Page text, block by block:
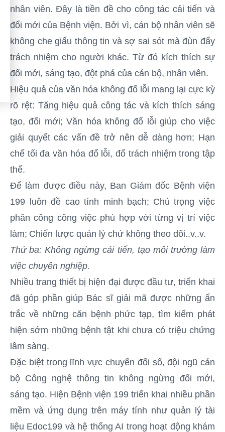
nhân viên. Đây là tiền đề cho công tác cải tiến và
đổi mới của Bệnh viện. Bởi vì, cán bộ nhân viên sẽ
không che giấu thông tin và sợ sai sót mà đùn đẩy
trách nhiệm cho người khác. Từ đó kích thích sự
đổi mới, sáng tạo, đột phá của cán bộ, nhân viên.
Hiệu quả của văn hóa không đổ lỗi mang lại cực kỳ
rõ rệt: Tăng hiệu quả công tác và kích thích sáng
tạo, đổi mới; Văn hóa không đổ lỗi giúp cho việc
giải quyết các vấn đề trở nên dễ dàng hơn; Hạn
chế tối đa văn hóa đổ lỗi, đổ trách nhiệm trong tập
thể.
Để làm được điều này, Ban Giám đốc Bệnh viện
199 luôn đề cao tính minh bạch; Chú trọng việc
phân công công việc phù hợp với từng vị trí việc
làm; Chiến lược quản lý chứ không theo dõi..v..v.
Thứ ba: Không ngừng cải tiến, tạo môi trường làm
việc chuyên nghiệp.
Nhiều trang thiết bị hiện đại được đầu tư, triển khai
đã góp phần giúp Bác sĩ giải mã được những ẩn
trắc về những căn bệnh phức tạp, tìm kiếm phát
hiện sớm những bệnh tật khi chưa có triệu chứng
lâm sàng.
Đặc biệt trong lĩnh vực chuyển đổi số, đội ngũ cán
bộ Công nghệ thông tin không ngừng đổi mới,
sáng tạo. Hiện Bệnh viện 199 triển khai nhiều phần
mềm và ứng dụng trên máy tính như quản lý tài
liệu Edoc199 và hệ thống AI trong hoạt động khám